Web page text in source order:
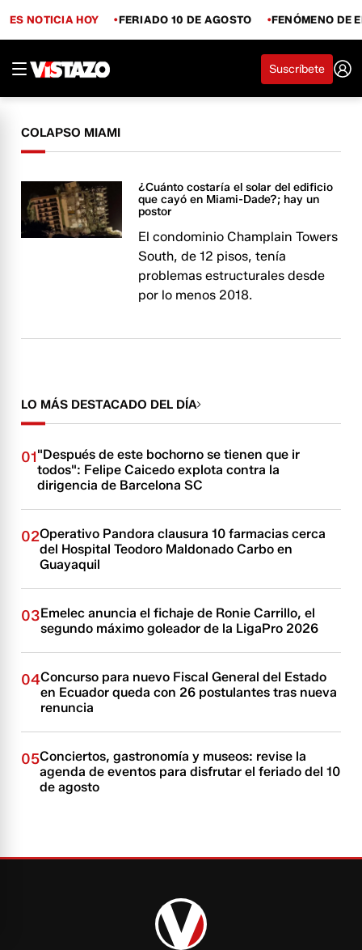
ES NOTICIA HOY FERIADO 10 DE AGOSTO FENÓMENO DE
Suscríbete
COLAPSO MIAMI
¿Cuánto costaría el solar del edificio
que cayó en Miami-Dade?; hay un
postor
El condominio Champlain Towers
South, de 12 pisos, tenía
problemas estructurales desde
por lo menos 2018.
LO MÁS DESTACADO DEL DÍA
01"Después de este bochorno se tienen que ir
todos": Felipe Caicedo explota contra la
dirigencia de Barcelona SC
02Operativo Pandora clausura 10 farmacias cerca
del Hospital Teodoro Maldonado Carbo en
Guayaquil
03Emelec anuncia el fichaje de Ronie Carrillo, el
segundo máximo goleador de la LigaPro 2026
04Concurso para nuevo Fiscal General del Estado
en Ecuador queda con 26 postulantes tras nueva
renuncia
05Conciertos, gastronomía y museos: revise la
agenda de eventos para disfrutar el feriado del 10
de agosto